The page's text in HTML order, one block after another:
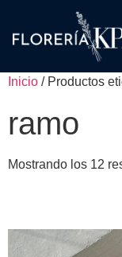
Inicio / Productos
ramo
Mostrando los 12